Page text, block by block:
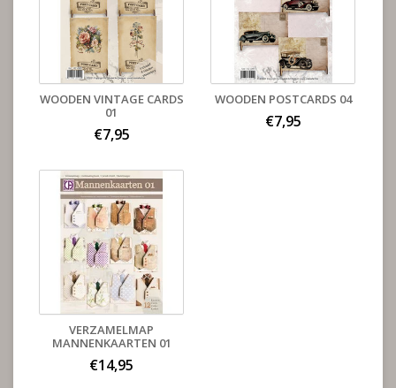
WOODEN VINTAGE CARDS
01
€7,95
WOODEN POSTCARDS 04
€7,95
VERZAMELMAP
MANNENKAARTEN 01
€14,95